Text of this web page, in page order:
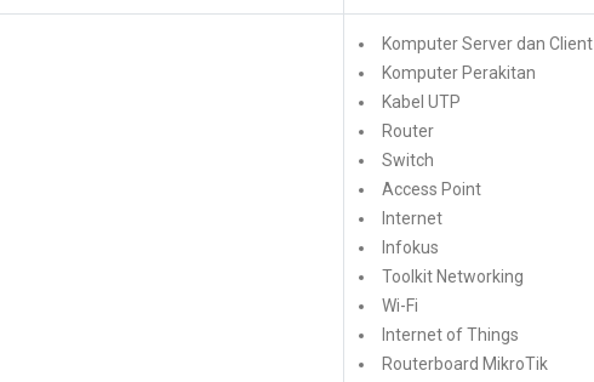
Komputer Server dan Client
Komputer Perakitan
Kabel UTP
Router
Switch
Access Point
Internet
Infokus
Toolkit Networking
Wi-Fi
Internet of Things
Routerboard MikroTik